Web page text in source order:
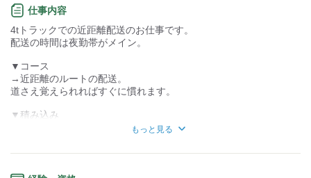
物量やコースなどが急激に変わることはありません。
1度覚えてしまえば、すぐ慣れます◎
1つのことを丁寧にコツコツ続けられる人におすすめです！
＿＿＿＿＿＿＿
■4tドライバー
￣￣￣￣￣￣￣
・兵庫:神戸市・明石市 など
・大阪:府内全域
・京都:京都駅周辺まで
基本は同じコースを回って頂きます。
仕事内容
4tトラックでの近距離配送のお仕事です。
配送の時間は夜勤帯がメイン。
▼コース
→近距離のルートの配送。
道さえ覚えられればすぐに慣れます。
▼積み込み
最初は先輩従業員と一緒に
もっと見る